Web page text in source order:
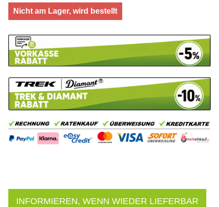
Nicht am Lager, wird bestellt
INFORMIEREN, WENN WIEDER LIEFERBAR